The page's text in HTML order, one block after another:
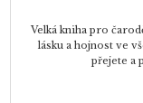
Velká kniha pro
lásku a hojnost ve
přejete a